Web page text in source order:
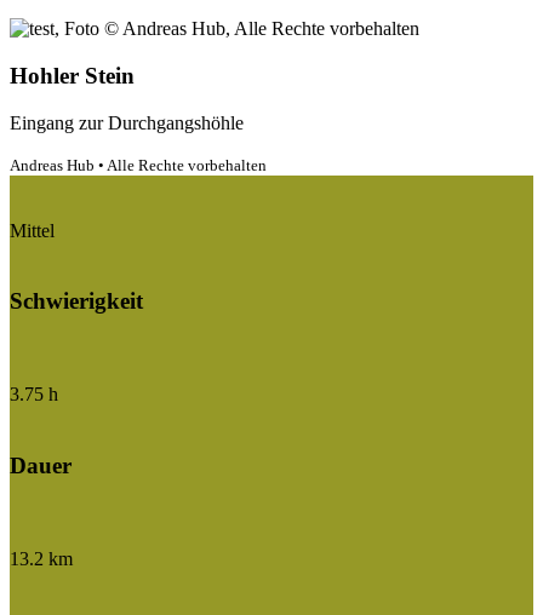
Hohler Stein
Eingang zur Durchgangshöhle
Andreas Hub • Alle Rechte vorbehalten
Schwierigkeit
Mittel
Dauer
3.75 h
13.2 km